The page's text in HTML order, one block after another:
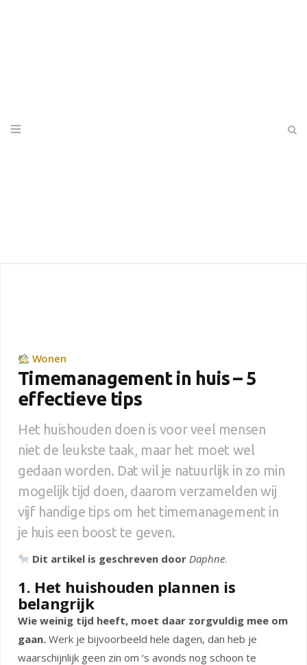
Wonen
Timemanagement in huis – 5
effectieve tips
Het huishouden doen is voor veel mensen
niet de leukste taak, maar het moet wel
gedaan worden. Dat wil je natuurlijk in zo min
mogelijk tijd doen, daarom verzamelden wij
vijf handige tips om het timemanagement in
je huis een boost te geven.
Dit artikel is geschreven door Daphne.
1. Het huishouden plannen is
belangrijk
Wie weinig tijd heeft, moet daar zorgvuldig mee om
gaan. Werk je bijvoorbeeld hele dagen, dan heb je
waarschijnlijk geen zin om ‘s avonds nog schoon te